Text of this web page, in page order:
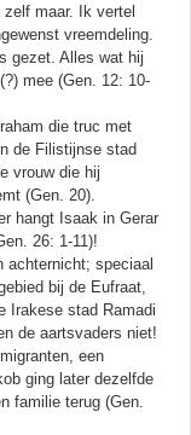
zelf maar. Ik vertel
vreemdeling.
gezet. Alles wat hij
mee (Gen. 12: 10-
die truc met
de Filistijnse stad
vrouw die hij
(Gen. 20).
hangt Isaak in Gerar
26: 1-11)!
achternicht; speciaal
bij de Eufraat,
Irakese stad Ramadi
de aartsvaders niet!
een
ging later dezelfde
familie terug (Gen.